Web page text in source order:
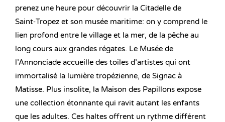
prenez une heure pour découvrir la Citadelle de
Saint‑Tropez et son musée maritime: on y comprend le
lien profond entre le village et la mer, de la pêche au
long cours aux grandes régates. Le Musée de
l’Annonciade accueille des toiles d’artistes qui ont
immortalisé la lumière tropézienne, de Signac à
Matisse. Plus insolite, la Maison des Papillons expose
une collection étonnante qui ravit autant les enfants
que les adultes. Ces haltes offrent un rythme différent